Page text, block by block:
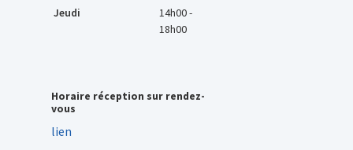
Jeudi
14h00 -
18h00
Horaire réception sur rendez-
vous
lien